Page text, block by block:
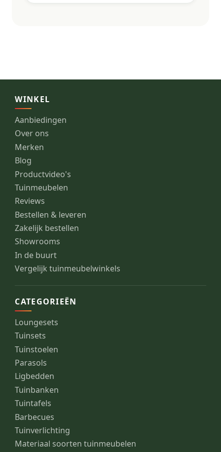
WINKEL
Aanbiedingen
Over ons
Merken
Blog
Productvideo's
Tuinmeubelen
Reviews
Bestellen & leveren
Zakelijk bestellen
Showrooms
In de buurt
Vergelijk tuinmeubelwinkels
CATEGORIEËN
Loungesets
Tuinsets
Tuinstoelen
Parasols
Ligbedden
Tuinbanken
Tuintafels
Barbecues
Tuinverlichting
Materiaal soorten tuinmeubelen